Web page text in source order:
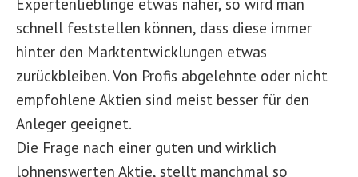
schnell feststellen können, dass diese immer
hinter den Marktentwicklungen etwas
zurückbleiben. Von Profis abgelehnte oder nicht
empfohlene Aktien sind meist besser für den
Anleger geeignet.
Die Frage nach einer guten und wirklich
lohnenswerten Aktie, stellt manchmal so